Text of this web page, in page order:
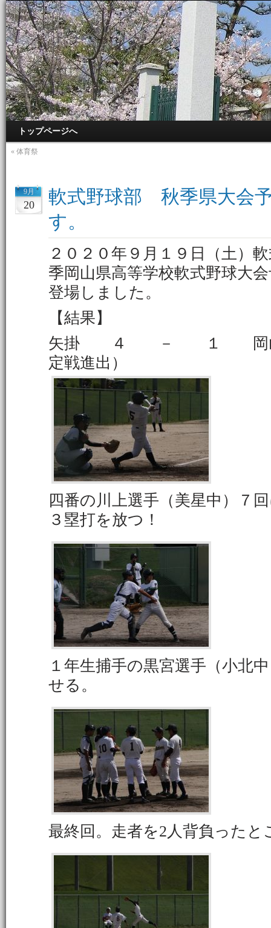
トップページへ
« 体育祭
9月
20
軟式野球部 秋季県大会
す。
２０２０年９月１９日（土）
季岡山県高等学校軟式野球大
登場しました。
【結果】
矢掛 ４ － １ 岡山
定戦進出）
四番の川上選手（美星中）７
３塁打を放つ！
１年生捕手の黒宮選手（小北
せる。
最終回。走者を2人背負った